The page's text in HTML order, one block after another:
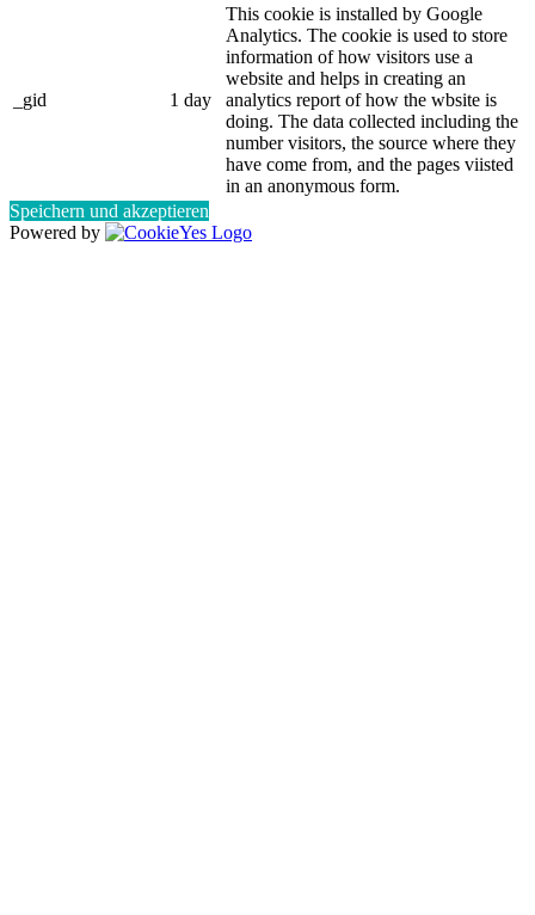
_gid 1 day
This cookie is installed by Google
Analytics. The cookie is used to store
information of how visitors use a
website and helps in creating an
analytics report of how the wbsite is
doing. The data collected including the
number visitors, the source where they
have come from, and the pages viisted
in an anonymous form.
Speichern und akzeptieren
Powered by